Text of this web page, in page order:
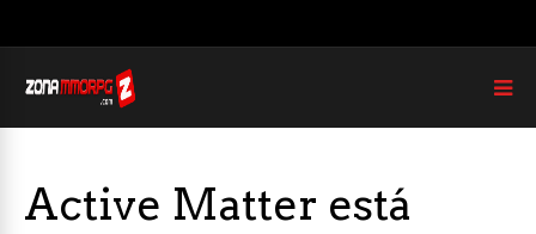
Active Matter está